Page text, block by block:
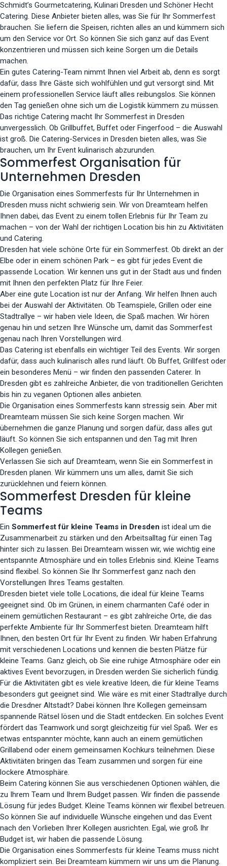
Schmidt’s Gourmetcatering, Kulinari Dresden und Schöner Hecht
Catering. Diese Anbieter bieten alles, was Sie für Ihr Sommerfest
brauchen. Sie liefern die Speisen, richten alles an und kümmern sich
um den Service vor Ort. So können Sie sich ganz auf das Event
konzentrieren und müssen sich keine Sorgen um die Details
machen.
Ein gutes Catering-Team nimmt Ihnen viel Arbeit ab, denn es sorgt
dafür, dass Ihre Gäste sich wohlfühlen und gut versorgt sind. Mit
einem professionellen Service läuft alles reibungslos. Sie können
den Tag genießen ohne sich um die Logistik kümmern zu müssen.
Das richtige Catering macht Ihr Sommerfest in Dresden
unvergesslich. Ob Grillbuffet, Buffet oder Fingerfood – die Auswahl
ist groß. Die Catering-Services in Dresden bieten alles, was Sie
brauchen, um Ihr Event kulinarisch abzurunden.
Sommerfest Organisation für
Unternehmen Dresden
Die Organisation eines Sommerfests für Ihr Unternehmen in
Dresden muss nicht schwierig sein. Wir von Dreamteam helfen
Ihnen dabei, das Event zu einem tollen Erlebnis für Ihr Team zu
machen – von der Wahl der richtigen Location bis hin zu Aktivitäten
und Catering.
Dresden hat viele schöne Orte für ein Sommerfest. Ob direkt an der
Elbe oder in einem schönen Park – es gibt für jedes Event die
passende Location. Wir kennen uns gut in der Stadt aus und finden
mit Ihnen den perfekten Platz für Ihre Feier.
Aber eine gute Location ist nur der Anfang. Wir helfen Ihnen auch
bei der Auswahl der Aktivitäten. Ob Teamspiele, Grillen oder eine
Stadtrallye – wir haben viele Ideen, die Spaß machen. Wir hören
genau hin und setzen Ihre Wünsche um, damit das Sommerfest
genau nach Ihren Vorstellungen wird.
Das Catering ist ebenfalls ein wichtiger Teil des Events. Wir sorgen
dafür, dass auch kulinarisch alles rund läuft. Ob Buffet, Grillfest oder
ein besonderes Menü – wir finden den passenden Caterer. In
Dresden gibt es zahlreiche Anbieter, die von traditionellen Gerichten
bis hin zu veganen Optionen alles anbieten.
Die Organisation eines Sommerfests kann stressig sein. Aber mit
Dreamteam müssen Sie sich keine Sorgen machen. Wir
übernehmen die ganze Planung und sorgen dafür, dass alles gut
läuft. So können Sie sich entspannen und den Tag mit Ihren
Kollegen genießen.
Verlassen Sie sich auf Dreamteam, wenn Sie ein Sommerfest in
Dresden planen. Wir kümmern uns um alles, damit Sie sich
zurücklehnen und feiern können.
Sommerfest Dresden für kleine
Teams
Ein Sommerfest für kleine Teams in Dresden ist ideal um die
Zusammenarbeit zu stärken und den Arbeitsalltag für einen Tag
hinter sich zu lassen. Bei Dreamteam wissen wir, wie wichtig eine
entspannte Atmosphäre und ein tolles Erlebnis sind. Kleine Teams
sind flexibel. So können Sie Ihr Sommerfest ganz nach den
Vorstellungen Ihres Teams gestalten.
Dresden bietet viele tolle Locations, die ideal für kleine Teams
geeignet sind. Ob im Grünen, in einem charmanten Café oder in
einem gemütlichen Restaurant – es gibt zahlreiche Orte, die das
perfekte Ambiente für Ihr Sommerfest bieten. Dreamteam hilft
Ihnen, den besten Ort für Ihr Event zu finden. Wir haben Erfahrung
mit verschiedenen Locations und kennen die besten Plätze für
kleine Teams. Ganz gleich, ob Sie eine ruhige Atmosphäre oder ein
aktives Event bevorzugen, in Dresden werden Sie sicherlich fündig.
Für die Aktivitäten gibt es viele kreative Ideen, die für kleine Teams
besonders gut geeignet sind. Wie wäre es mit einer Stadtrallye durch
die Dresdner Altstadt? Dabei können Ihre Kollegen gemeinsam
spannende Rätsel lösen und die Stadt entdecken. Ein solches Event
fördert das Teamwork und sorgt gleichzeitig für viel Spaß. Wer es
etwas entspannter möchte, kann auch an einem gemütlichen
Grillabend oder einem gemeinsamen Kochkurs teilnehmen. Diese
Aktivitäten bringen das Team zusammen und sorgen für eine
lockere Atmosphäre.
Beim Catering können Sie aus verschiedenen Optionen wählen, die
zu Ihrem Team und Ihrem Budget passen. Wir finden die passende
Lösung für jedes Budget. Kleine Teams können wir flexibel betreuen.
So können Sie auf individuelle Wünsche eingehen und das Event
nach den Vorlieben Ihrer Kollegen ausrichten. Egal, wie groß Ihr
Budget ist, wir haben die passende Lösung.
Die Organisation eines Sommerfests für kleine Teams muss nicht
kompliziert sein. Bei Dreamteam kümmern wir uns um die Planung.